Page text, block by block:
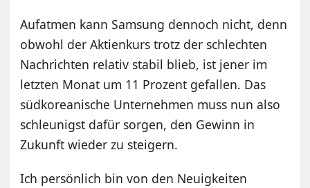
Aufatmen kann Samsung dennoch nicht, denn
obwohl der Aktienkurs trotz der schlechten
Nachrichten relativ stabil blieb, ist jener im
letzten Monat um 11 Prozent gefallen. Das
südkoreanische Unternehmen muss nun also
schleunigst dafür sorgen, den Gewinn in
Zukunft wieder zu steigern.
Ich persönlich bin von den Neuigkeiten